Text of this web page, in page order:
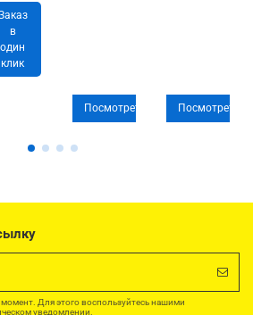
в
один
клик
Посмотреть Посмотреть
Для этого воспользуйтесь нашими
уведомлении.